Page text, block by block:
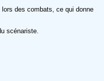
des combats, ce qui donne
scénariste.